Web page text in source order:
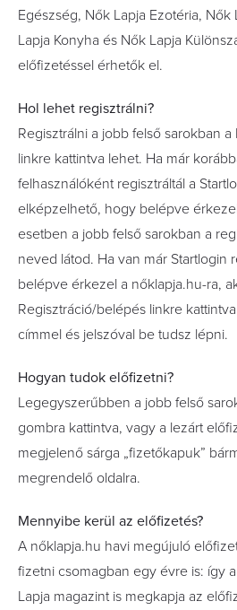
Egészség, Nők Lapja Ezotéria, Nők
Lapja Konyha és Nők Lapja
előfizetéssel érhetők el.
Hol lehet regisztrálni?
Regisztrálni a jobb felső sarokban
linkre kattintva lehet. Ha már
felhasználóként regisztráltál a
elképzelhető, hogy belépve
esetben a jobb felső sarokban a
neved látod. Ha van már Startlogin
belépve érkezel a nőklapja.hu-ra,
Regisztráció/belépés linkre
címmel és jelszóval be tudsz lépni.
Hogyan tudok előfizetni?
Legegyszerűbben a jobb felső
gombra kattintva, vagy a lezárt
megjelenő sárga „fizetőkapuk”
megrendelő oldalra.
Mennyibe kerül az előfizetés?
A nőklapja.hu havi megújuló
fizetni csomagban egy évre is: így
Lapja magazint is megkapja az